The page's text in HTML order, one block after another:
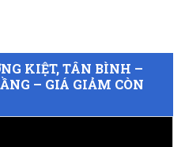
KIỆT, TÂN BÌNH –
– GIÁ GIẢM CÒN